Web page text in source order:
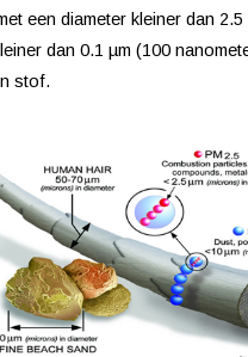
een diameter kleiner dan
dan 0.1 µm (100
stof.